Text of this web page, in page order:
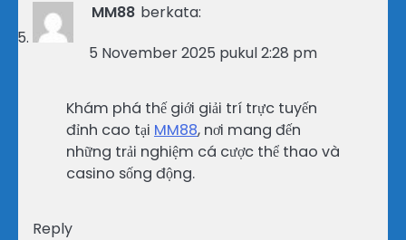
MM88 berkata:
5 November 2025 pukul 2:28 pm
Khám phá thế giới giải trí trực tuyến
đỉnh cao tại MM88, nơi mang đến
những trải nghiệm cá cược thể thao và
casino sống động.
Reply